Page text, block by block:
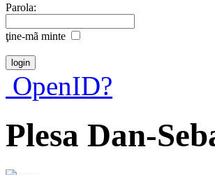
Parola:
ţine-mã minte
OpenID?
Plesa Dan-